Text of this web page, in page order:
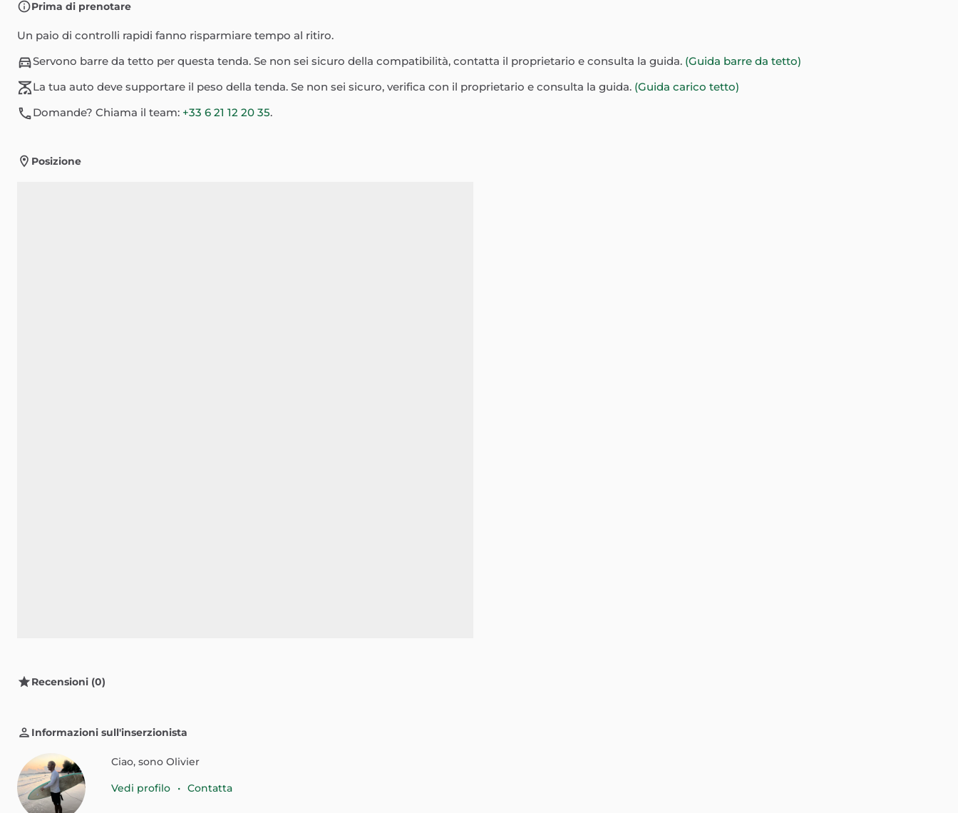
Prima di prenotare
Un paio di controlli rapidi fanno risparmiare tempo al ritiro.
Servono barre da tetto per questa tenda. Se non sei sicuro della compatibilità, contatta il proprietario e consulta la guida. (Guida barre da tetto)
La tua auto deve supportare il peso della tenda. Se non sei sicuro, verifica con il proprietario e consulta la guida. (Guida carico tetto)
Domande? Chiama il team: +33 6 21 12 20 35.
Posizione
Recensioni (0)
Informazioni sull'inserzionista
Ciao, sono Olivier
Vedi profilo • Contatta